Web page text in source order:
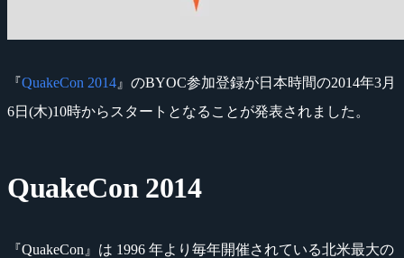
『QuakeCon 2014 』のBYOC参加登録が日本時間の2014年3月
6日(木)10時からスタートとなることが発表されました。
QuakeCon 2014
『QuakeCon』は 1996 年より毎年開催されている北米最大の